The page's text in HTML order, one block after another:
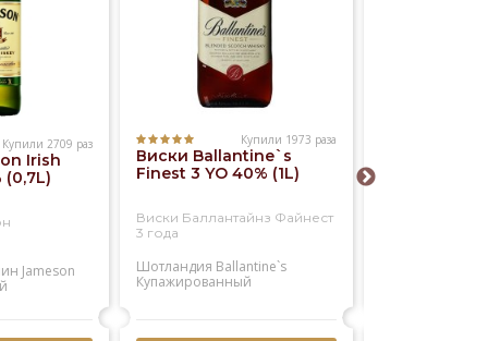
Купили 2709 раз
Irish
(0,7L)
Jameson
Купили 1973 раза
Виски Ballantine`s
Finest 3 YO 40% (1L)
Виски Баллантайнз Файнест
3 года
Шотландия Ballantine`s
Купажированный